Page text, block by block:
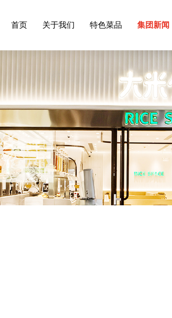
首页 关于我们 特色菜品 集团新闻